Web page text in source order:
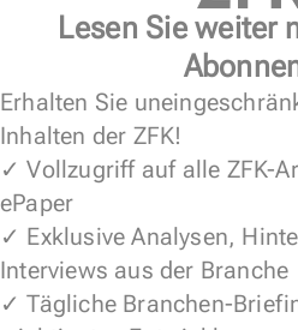
Lesen Sie weiter
Erhalten Sie
Inhalten der ZFK!
✓ Vollzugriff auf alle ZFK-
ePaper
✓ Exklusive Analysen,
Interviews aus der Branche
✓ Tägliche Branchen-